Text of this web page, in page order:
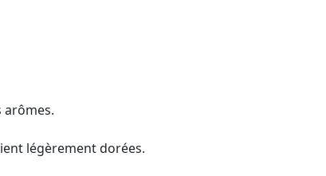
arômes.
légèrement dorées.